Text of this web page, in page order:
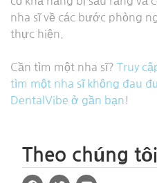
nha sĩ về các bước phòng
thực hiện.
Cần tìm một nha sĩ? Truy
tìm một nha sĩ không đau
DentalVibe ở gần bạn !
Theo chúng tôi